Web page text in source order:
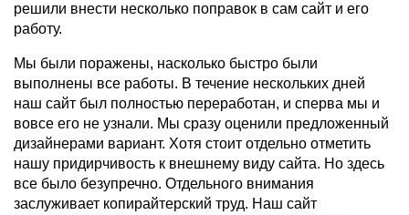
решили внести несколько поправок в сам сайт и его
работу.
Мы были поражены, насколько быстро были
выполнены все работы. В течение нескольких дней
наш сайт был полностью переработан, и сперва мы и
вовсе его не узнали. Мы сразу оценили предложенный
дизайнерами вариант. Хотя стоит отдельно отметить
нашу придирчивость к внешнему виду сайта. Но здесь
все было безупречно. Отдельного внимания
заслуживает копирайтерский труд. Наш сайт